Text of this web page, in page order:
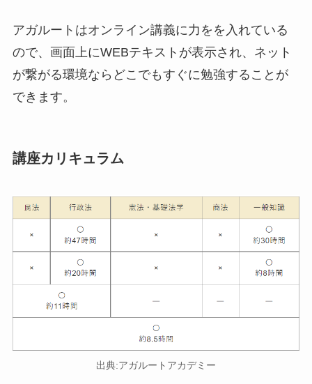
アガルートはオンライン講義に力をを入れている
ので、画面上にWEBテキストが表示され、ネット
が繋がる環境ならどこでもすぐに勉強することが
できます。
講座カリキュラム
出典:アガルートアカデミー